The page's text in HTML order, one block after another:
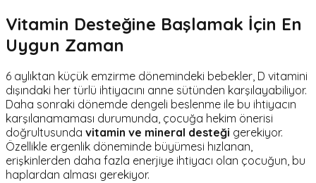
Vitamin Desteğine Başlamak İçin En
Uygun Zaman
6 aylıktan küçük emzirme dönemindeki bebekler, D vitamini
dışındaki her türlü ihtiyacını anne sütünden karşılayabiliyor.
Daha sonraki dönemde dengeli beslenme ile bu ihtiyacın
karşılanamaması durumunda, çocuğa hekim önerisi
doğrultusunda vitamin ve mineral desteği gerekiyor.
Özellikle ergenlik döneminde büyümesi hızlanan,
erişkinlerden daha fazla enerjiye ihtiyacı olan çocuğun, bu
haplardan alması gerekiyor.